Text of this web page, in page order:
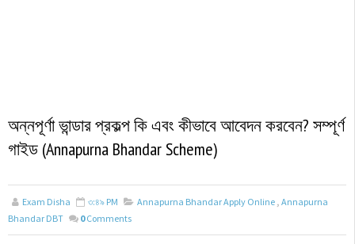
অন্নপূর্ণা ভান্ডার প্রকল্প কি এবং কীভাবে আবেদন করবেন? সম্পূর্ণ
গাইড (Annapurna Bhandar Scheme)
Exam Disha ৩:৪৯ PM Annapurna Bhandar Apply Online , Annapurna
Bhandar DBT
0 Comments